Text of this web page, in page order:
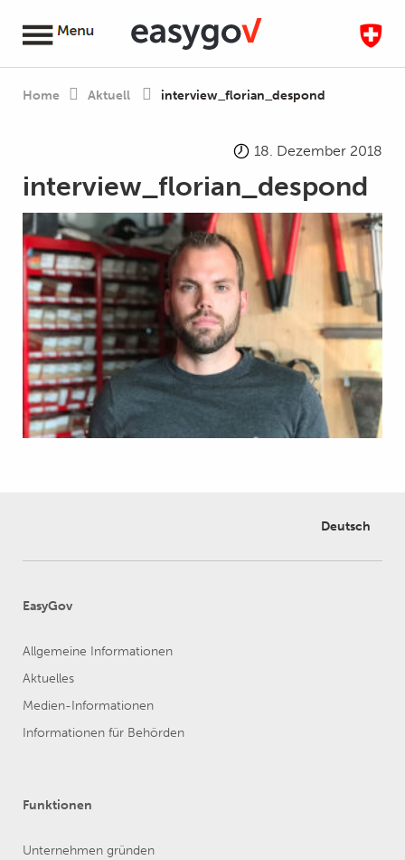
Home Aktuell interview_florian_despond
18. Dezember 2018
interview_florian_despond
Deutsch
EasyGov
Allgemeine Informationen
Aktuelles
Medien-Informationen
Informationen für Behörden
Funktionen
Unternehmen gründen